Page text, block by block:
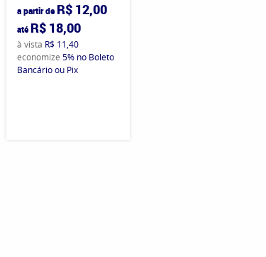
a partir de R$ 12,00
até R$ 18,00
à vista R$ 11,40
economize5% no Boleto
Bancário ou Pix